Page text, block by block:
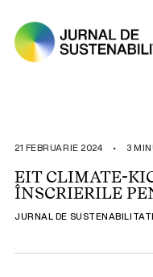
ȘTIRI
OPINII
ESG
LEGISLAȚIE
BUNE PRACTICI
21 FEBRUARIE 2024 • 3
EIT CLIMATE-
ÎNSCRIERILE
JURNAL DE